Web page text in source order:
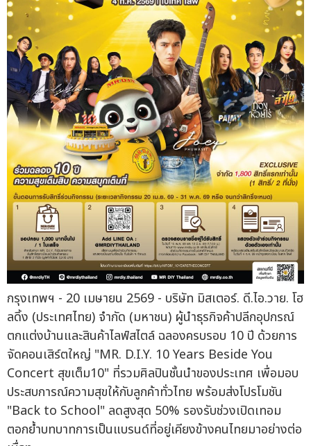
กรุงเทพฯ - 20 เมษายน 2569 - บริษัท มิสเตอร์. ดี.ไอ.วาย. โฮ
ลดิ้ง (ประเทศไทย) จำกัด (มหาชน) ผู้นำธุรกิจค้าปลีกอุปกรณ์
ตกแต่งบ้านและสินค้าไลฟ์สไตล์ ฉลองครบรอบ 10 ปี ด้วยการ
จัดคอนเสิร์ตใหญ่ "MR. D.I.Y. 10 Years Beside You
Concert สุขเต็ม10" ที่รวมศิลปินชั้นนำของประเทศ เพื่อมอบ
ประสบการณ์ความสุขให้กับลูกค้าทั่วไทย พร้อมส่งโปรโมชัน
"Back to School" ลดสูงสุด 50% รองรับช่วงเปิดเทอม
ตอกย้ำบทบาทการเป็นแบรนด์ที่อยู่เคียงข้างคนไทยมาอย่างต่อ